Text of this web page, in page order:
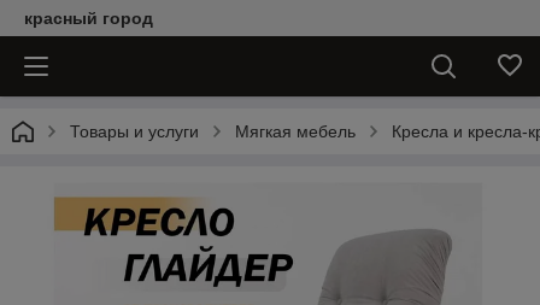
красный город
Товары и услуги Мягкая мебель Кресла и кресла-